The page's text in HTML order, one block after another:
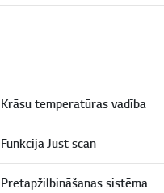
Krāsu temperatūras vadība
Funkcija Just scan
Pretapžilbināšanas sistēma